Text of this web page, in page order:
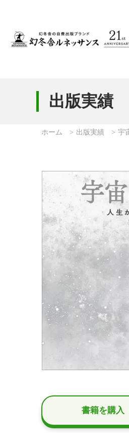
出版実績
ホーム 出版実績 宇
書籍を購⼊